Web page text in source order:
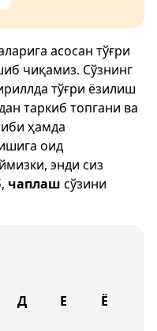
асосан тўғри
чиқамиз. Сўзнинг
тўғри ёзилиш
таркиб топгани ва
ҳамда
оид
энди сиз
чаплаш сўзини
Д Е Ё